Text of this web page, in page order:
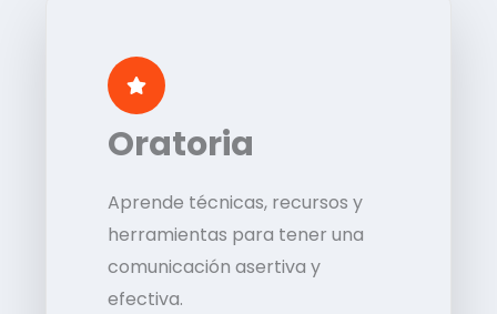
Oratoria
Aprende técnicas, recursos y
herramientas para tener una
comunicación asertiva y
efectiva.